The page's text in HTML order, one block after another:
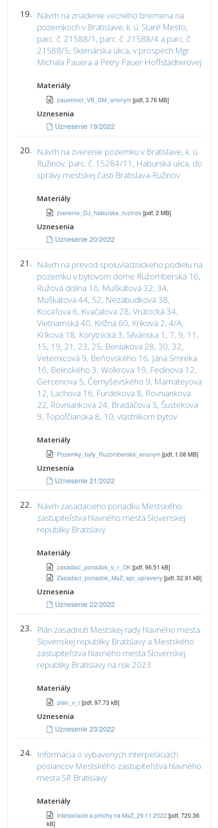
19.
Návrh na zriadenie vecného bremena na
pozemkoch v Bratislave, k. ú. Staré Mesto,
parc. č. 21588/1, parc. č. 21588/4 a parc. č.
21588/5, Sklenárska ulica, v prospech Mgr.
Michala Pauera a Petry Pauer Hoffstädterovej
Materiály
pauerovci_VB_SM_anonym [pdf, 3.76 MB]
Uznesenia
Uznesenie 19/2022
20.
Návrh na zverenie pozemku v Bratislave, k. ú.
Ružinov, parc. č. 15284/11, Haburská ulica, do
správy mestskej časti Bratislava-Ružinov
Materiály
zverenie_DJ_haburska_ruzinov[pdf, 2 MB]
Uznesenia
Uznesenie 20/2022
21.
Návrh na prevod spoluvlastníckeho podielu na
pozemku v bytovom dome Ružomberská 16,
Ružová dolina 16, Muškátová 32, 34,
Muškátová 44, 52, Nezábudková 38,
Koceľova 6, Kvačalova 28, Vrútocká 34,
Vietnamská 40, Krížna 60, Kríková 2, 4/A,
Kríková 18, Korytnická 3, Silvánska 1, 7, 9, 11,
15, 19, 21, 23, 25, Beniakova 28, 30, 32,
Veternicová 9, Beňovského 16, Jána Smreka
16, Belinského 3, Wolkrova 19, Fedinova 12,
Gercenova 5, Černyševského 9, Mamateyova
12, Lachova 16, Furdekova 8, Rovniankova
22, Rovniankova 24, Bradáčova 5, Šustekova
9, Topoľčianska 8, 10, vlastníkom bytov
Materiály
Pozemky_byty_Ruzomberska_anonym [pdf, 1.08 MB]
Uznesenia
Uznesenie 21/2022
22.
Návrh zasadacieho poriadku Mestského
zastupiteľstva hlavného mesta Slovenskej
republiky Bratislavy
Materiály
zasadaci_poriadok_v_r_OK[pdf, 96.51 kB]
Zasadaci_poriadok_MsZ_spr_upraveny[pdf, 32.91 kB]
Uznesenia
Uznesenie 22/2022
23.
Plán zasadnutí Mestskej rady hlavného mesta
Slovenskej republiky Bratislavy a Mestského
zastupiteľstva hlavného mesta Slovenskej
republiky Bratislavy na rok 2023
Materiály
plan_v_r[pdf, 97.73 kB]
Uznesenia
Uznesenie 23/2022
24.
Informácia o vybavených interpeláciách
poslancov Mestského zastupiteľstva hlavného
mesta SR Bratislavy
Materiály
Interpelacie a prilohy na MsZ_29.11.2022 [pdf, 720.36
kB]